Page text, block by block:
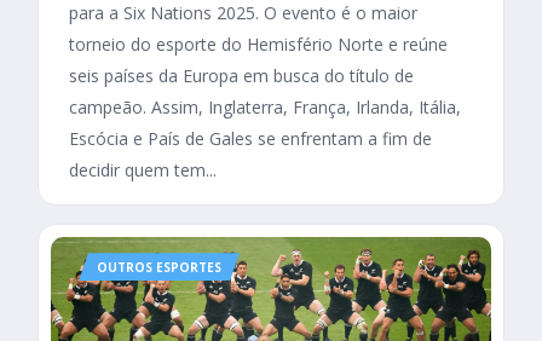
para a Six Nations 2025. O evento é o maior
torneio do esporte do Hemisfério Norte e reúne
seis países da Europa em busca do título de
campeão. Assim, Inglaterra, França, Irlanda, Itália,
Escócia e País de Gales se enfrentam a fim de
decidir quem tem...
OUTROS ESPORTES